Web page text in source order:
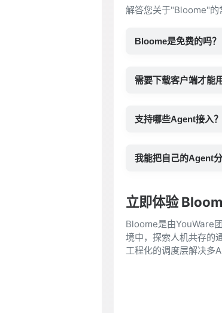
解答您关于"Bloome"的
Bloome是免费的吗？
需要下载客户端才能
支持哪些Agent接入？
我能把自己的Agent
立即体验
Bloome是由YouWare
境中，探索人机共存的
工程化的调度层解决多